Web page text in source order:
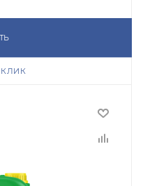
КЛИК